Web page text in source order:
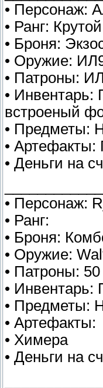
• Персонаж:
• Ранг:
• Броня:
• Оружие:
• Патроны:
• Инвентарь:
встроеный
• Предметы:
• Артефакты:
• Деньги на
• Персонаж:
• Ранг:
• Броня:
• Оружие:
• Патроны:
•
• Предметы:
• Артефакты:
• Химера
• Деньги на